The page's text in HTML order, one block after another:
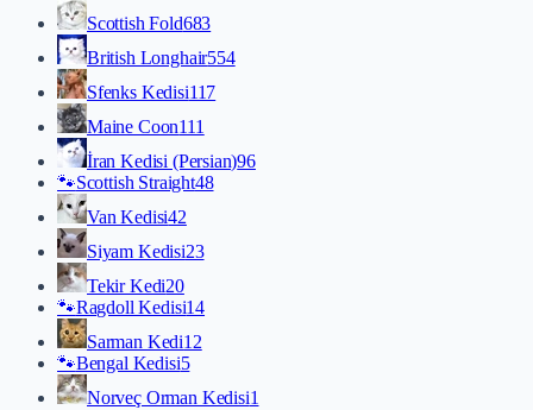
Scottish Fold683
British Longhair554
Sfenks Kedisi117
Maine Coon111
İran Kedisi (Persian)96
🐾Scottish Straight48
Van Kedisi42
Siyam Kedisi23
Tekir Kedi20
🐾Ragdoll Kedisi14
Sarman Kedi12
🐾Bengal Kedisi5
Norveç Orman Kedisi1